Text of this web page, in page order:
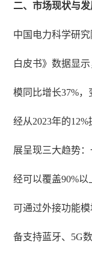
二、市场现状与
中国电力科学研
白皮书》数据显
模同比增长37%
经从2023年的
展呈现三大趋势
经可以覆盖90%
可通过外接功能
备支持蓝牙、5G